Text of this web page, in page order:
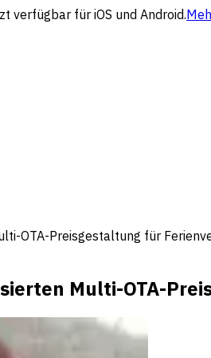
verfügbar für iOS und Android.
OTA-Preisgestaltung für
Multi-OTA-